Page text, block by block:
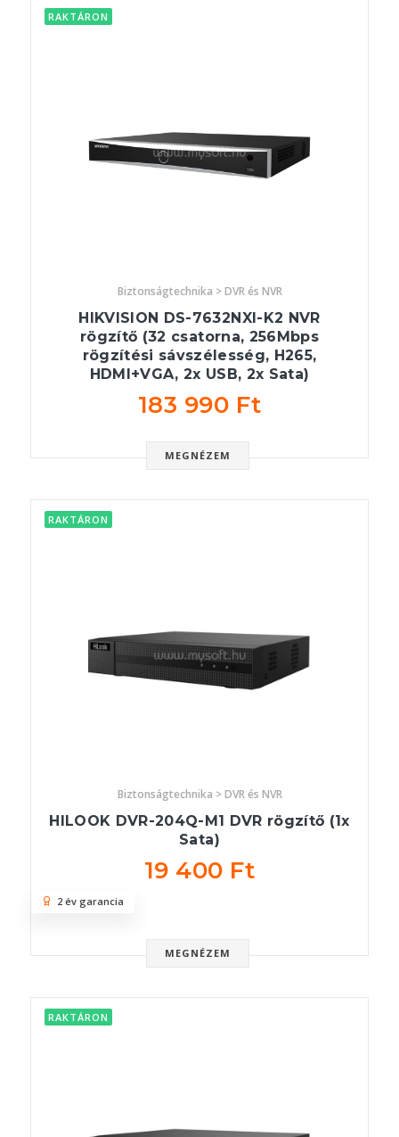
RAKTÁRON
Biztonságtechnika > DVR és NVR
HIKVISION DS-7632NXI-K2 NVR
rögzítő (32 csatorna, 256Mbps
rögzítési sávszélesség, H265,
HDMI+VGA, 2x USB, 2x Sata)
183 990 Ft
MEGNÉZEM
RAKTÁRON
Biztonságtechnika > DVR és NVR
HILOOK DVR-204Q-M1 DVR rögzítő (1x
Sata)
19 400 Ft
MEGNÉZEM
2 év garancia
RAKTÁRON